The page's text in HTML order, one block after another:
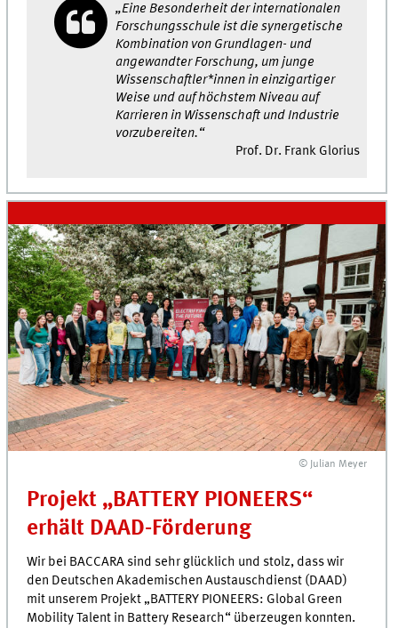
„Eine Besonderheit der internationalen
Forschungsschule ist die synergetische
Kombination von Grundlagen- und
angewandter Forschung, um junge
Wissenschaftler*innen in einzigartiger
Weise und auf höchstem Niveau auf
Karrieren in Wissenschaft und Industrie
vorzubereiten.“
Prof. Dr. Frank Glorius
© Julian Meyer
Projekt „BATTERY PIONEERS“
erhält DAAD-Förderung
Wir bei BACCARA sind sehr glücklich und stolz, dass wir
den Deutschen Akademischen Austauschdienst (DAAD)
mit unserem Projekt „BATTERY PIONEERS: Global Green
Mobility Talent in Battery Research“ überzeugen konnten.